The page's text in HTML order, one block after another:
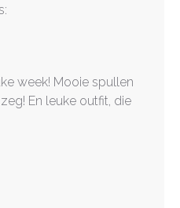
week! Mooie spullen
En leuke outfit, die